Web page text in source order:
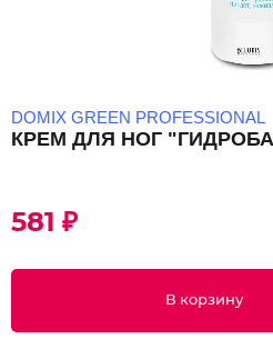
DOMIX GREEN PROFESSIONAL
КРЕМ ДЛЯ НОГ
581 ₽
В корзину